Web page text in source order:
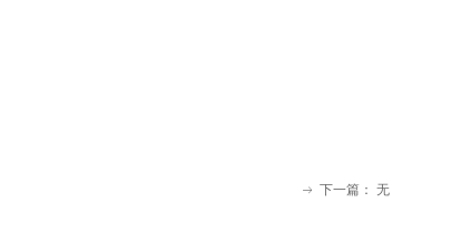
ꁹ 下一篇： 无